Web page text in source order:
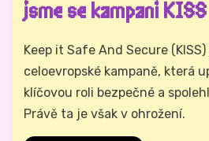
jsme se kampani KISS
AutorHynek Trojánek
Keep it Safe And Secure
celoevropské kampaně, která
klíčovou roli bezpečné a
Právě ta je však v ohrožení.